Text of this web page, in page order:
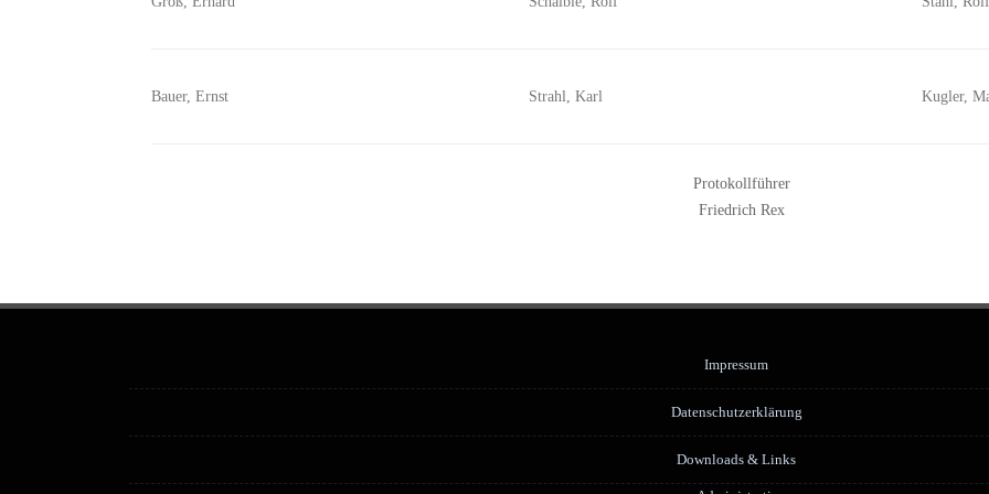
Bauer, Ernst Strahl, Karl Kugler,
Protokollführer
Friedrich Rex
Impressum
Datenschutzerklärung
Downloads & Links